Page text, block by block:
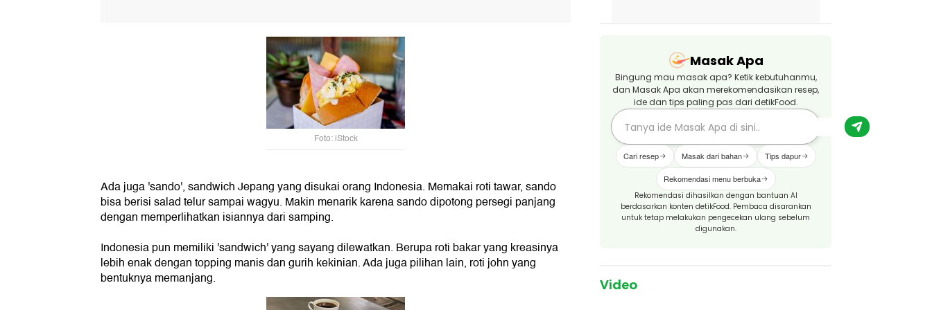
Foto: iStock
Ada juga 'sando', sandwich Jepang yang disukai orang Indonesia. Memakai roti tawar, sando
bisa berisi salad telur sampai wagyu. Makin menarik karena sando dipotong persegi panjang
dengan memperlihatkan isiannya dari samping.
Indonesia pun memiliki 'sandwich' yang sayang dilewatkan. Berupa roti bakar yang kreasinya
lebih enak dengan topping manis dan gurih kekinian. Ada juga pilihan lain, roti john yang
bentuknya memanjang.
Masak Apa
Bingung mau masak apa? Ketik kebutuhanmu,
dan Masak Apa akan merekomendasikan resep,
ide dan tips paling pas dari detikFood.
Cari resep Masak dari bahan Tips dapur
Rekomendasi menu berbuka
Rekomendasi dihasilkan dengan bantuan AI
berdasarkan konten detikFood. Pembaca disarankan
untuk tetap melakukan pengecekan ulang sebelum
digunakan.
Video